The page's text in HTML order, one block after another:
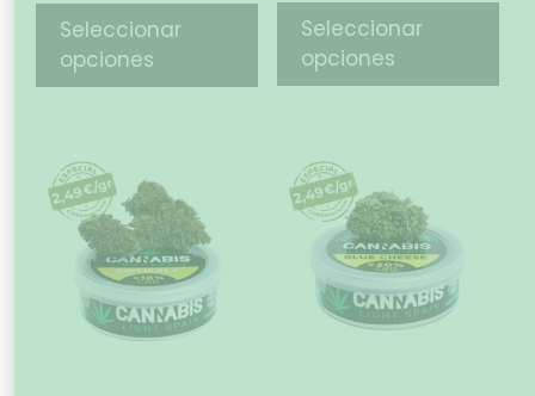
Seleccionar
opciones
Seleccionar
opciones